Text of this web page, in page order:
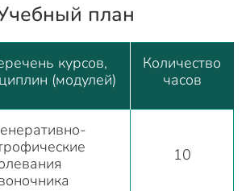
план
курсов,
(модулей)
Количество
часов
10